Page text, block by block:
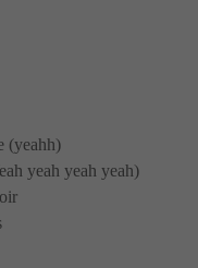
(yeahh)
yeah yeah yeah)